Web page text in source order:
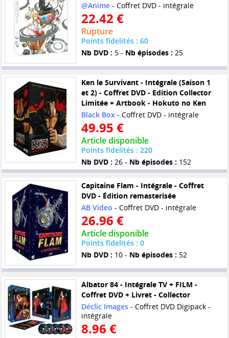
@Anime- Coffret DVD - intégrale
22.42 €
Rupture
Points fidelités : 60
Nb DVD : 5 - Nb épisodes : 25
Ken le Survivant - Intégrale (Saison 1
et 2) - Coffret DVD - Edition Collector
Limitée + Artbook - Hokuto no Ken
Black Box- Coffret DVD - intégrale
49.95 €
Article disponible
Points fidelités : 220
Nb DVD : 26 - Nb épisodes : 152
Capitaine Flam - Intégrale - Coffret
DVD - Édition remasterisée
AB Video - Coffret DVD - intégrale
26.96 €
Article disponible
Points fidelités : 0
Nb DVD : 10 - Nb épisodes : 52
Albator 84 - Intégrale TV + FILM -
Coffret DVD + Livret - Collector
Déclic Images- Coffret DVD Digipack -
intégrale
8.96 €